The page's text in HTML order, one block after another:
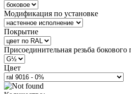
Модификация по установке
Покрытие
Присоединительная резьба
Цвет